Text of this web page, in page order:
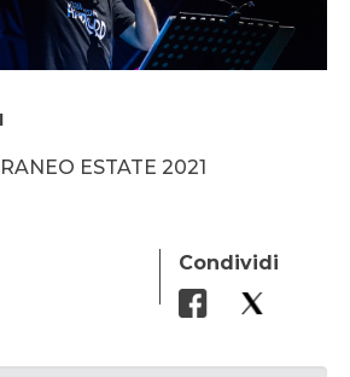
ESTATE 2021
Condividi